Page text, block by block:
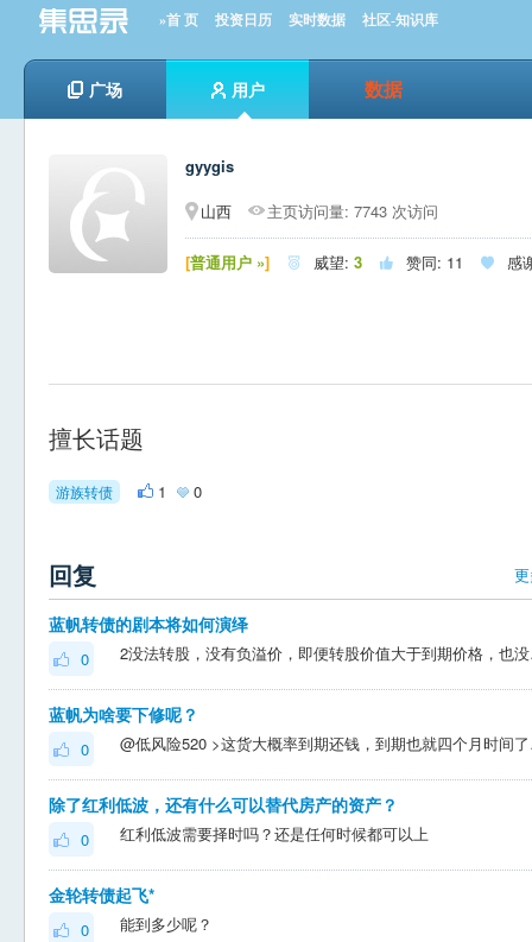
»首 页 投资日历 实时数据 社区-知识库
广场 用户 数据
gyygis
山西
主页访问量: 7743 次访问
[普通用户 »]  威望: 3  赞同: 11  感
擅长话题
游族转债 1 0
回复
蓝帆转债的剧本将如何演绎
0 2没
蓝帆为啥要下修呢？
0 @低风险520 >
除了红利低波，还有什么可以替代房产的资产？
0 红利低波需要择时吗？还是任何时候都可以上
金轮转债起飞*
0 能到多少呢？